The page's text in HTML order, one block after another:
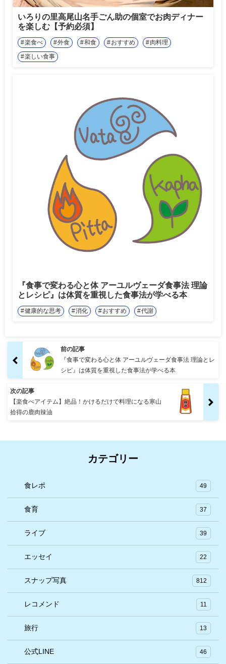
いろりの里高尾山名手ごん助の個室でお肉ディナー
を楽しむ【予約必須】
楽食べ 外食 和食 おすすめ
肉料理
楽しい食事
『食事で変わる心と体 アーユルヴェーダ食事法 理論
とレシピ』は体質を重視した食事法が学べる本
健康的な思考 消化 おすすめ 代謝
前の記事
『食事で変わる心と体 アーユルヴェーダ食事法 理論とレ
シピ』は体質を重視した食事法が学べる本
次の記事
【楽食べアイテム】絶品！かけるだけで料理になる寒山
拾得の鹿肉辣油
カテゴリー
食レポ 49
食育 37
ライブ 39
エッセイ 22
スナップ写真 812
レコメンド 11
旅行 13
公式LINE 46